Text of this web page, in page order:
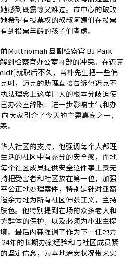
感到既震惊又难过。市中心的破败
希望有投票权的叔叔阿姨们在投票
到投票年龄的孩子们考虑。
Multnomah 县副检察官 BJ Park
到检察官办公室内部的冲突。在迈克
就职后不久，当朴先生把一些偏
时，迈克的助理直接告诉他迈克不
法理念上这样巨大的根本分歧迫使
办公室辞职，进一步影响士气和办
大家引介了今天的主要嘉宾之一，
。
人社区的支持，他强调每个人都理
活的社区中有充分的安全感，而地
个社区成员提供安全这件事上责无
把受害者和社区放在第一位，加强
公正地处理案件，特别是针对亚裔
余力地为所有社区伸张正义，主持
色。他特别提到在场的众多老人和
群体的保护，以及必须为小业主提
。最后内森强调了作为下一任地方
年的长期办案经验和与社区成员紧
坚定信念，为本地治安状况带来实